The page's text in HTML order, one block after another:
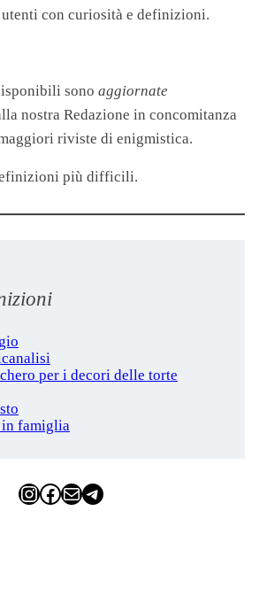
con curiosità e definizioni.
sono aggiornate
nostra Redazione in concomitanza
riviste di enigmistica.
più difficili.
per i decori delle torte
in famiglia
InstagramFacebook Email Telegram